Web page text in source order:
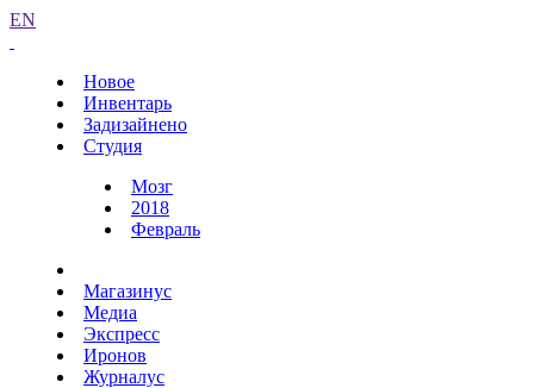
EN
Новое
Инвентарь
Задизайнено
Студия
Мозг
2018
Февраль
Магазинус
Медиа
Экспресс
Иронов
Журналус